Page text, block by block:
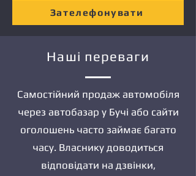
Зателефонувати
Наші переваги
Самостійний продаж автомобіля
через автобазар у Бучі або сайти
оголошень часто займає багато
часу. Власнику доводиться
відповідати на дзвінки,